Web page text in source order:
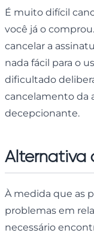
É muito difícil
você já o
cancelar a
nada fácil para o
dificultado
cancelamento da
decepcionante.
Alternativa
À medida que as
problemas em
necessário